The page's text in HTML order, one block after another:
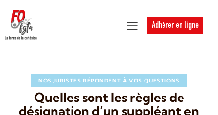
Adhérer en ligne
NOS JURISTES RÉPONDENT À VOS QUESTIONS
Quelles sont les règles de
désignation d’un suppléant en